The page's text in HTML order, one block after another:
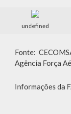
undefined
Fonte:
Agência Força
Informações da